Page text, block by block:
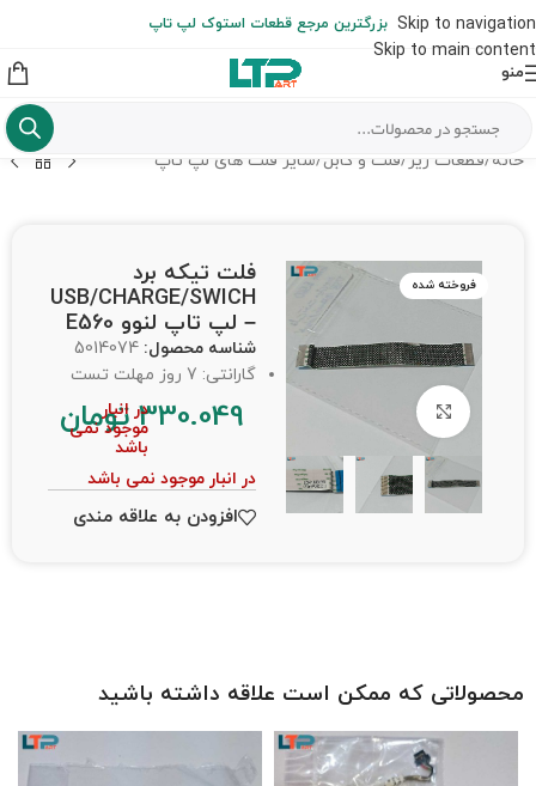
Skip to navigation
Skip to main content
از شهرستان به عهده مشتری است)
بزرگترین مرجع قطعات استوک لپ تاپ
منو
خانه /قطعات ریز /فلت و کابل /سایر فلت های لپ تاپ
فروخته شده
برای بزرگنمایی کلیک کنید
فلت تیکه برد
USB/CHARGE/SWICH
– لپ تاپ لنوو E560
شناسه محصول: 5014074
گارانتی: 7 روز مهلت تست
330.049 تومان
در انبار
موجود نمی
باشد
در انبار موجود نمی باشد
افزودن به علاقه مندی
محصولاتی که ممکن است علاقه داشته باشید